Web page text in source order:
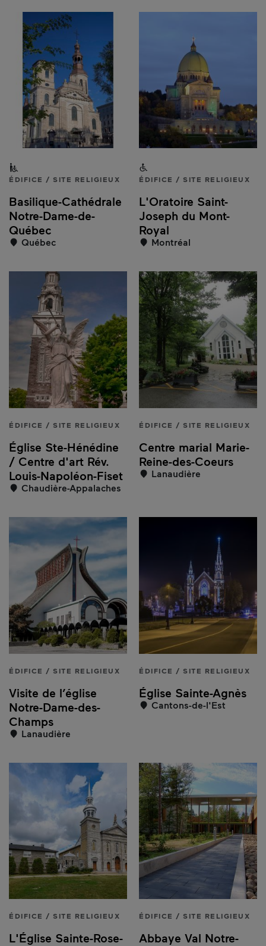
Resultados
ÉDIFICE / SITE RELIGIEUX
Partiellement accessible aux personnes à mobilité
Basilique-Cathédrale
Notre-Dame-de-
Québec
Québec
ÉDIFICE / SITE RELIGIEUX
L'Oratoire Saint-
Joseph du Mont-
Royal
Montréal
ÉDIFICE / SITE RELIGIEUX
Église Ste-Hénédine
/ Centre d'art Rév.
Louis-Napoléon-Fiset
Chaudière-Appalaches
ÉDIFICE / SITE RELIGIEUX
Centre marial Marie-
Reine-des-Coeurs
Lanaudière
ÉDIFICE / SITE RELIGIEUX
Visite de l’église
Notre-Dame-des-
Champs
Lanaudière
ÉDIFICE / SITE RELIGIEUX
Église Sainte-Agnès
Cantons-de-l'Est
ÉDIFICE / SITE RELIGIEUX
L'Église Sainte-Rose-
ÉDIFICE / SITE RELIGIEUX
Abbaye Val Notre-